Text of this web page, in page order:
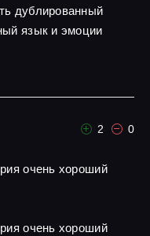
дублированный
язык и эмоции
2 0
очень хороший
очень хороший